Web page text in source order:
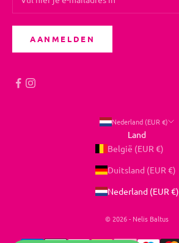
AANMELDEN
Nederland (EUR €)
Land
België (EUR €)
Duitsland (EUR €)
Nederland (EUR €)
© 2026 - Nelis Baltus